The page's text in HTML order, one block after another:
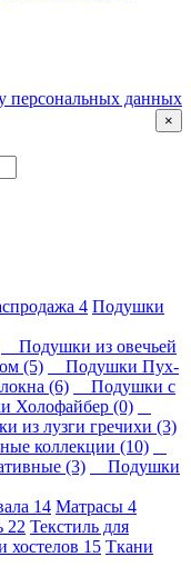
персональных данных
×
4 Подушки
Подушки из овечьей
(5)
Подушки Пух-
(6)
Подушки с
Холофайбер (0)
из лузги гречихи (3)
коллекции (10)
(3)
Подушки
14 Матрасы 4
22 Текстиль для
хостелов 15 Ткани